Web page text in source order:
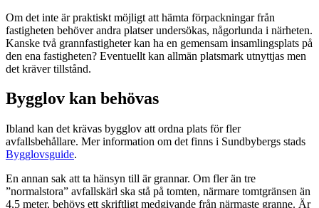
Om det inte är praktiskt möjligt att hämta förpackningar från
fastigheten behöver andra platser undersökas, någorlunda i närheten.
Kanske två grannfastigheter kan ha en gemensam insamlingsplats på
den ena fastigheten? Eventuellt kan allmän platsmark utnyttjas men
det kräver tillstånd.
Bygglov kan behövas
Ibland kan det krävas bygglov att ordna plats för fler
avfallsbehållare. Mer information om det finns i Sundbybergs stads
Bygglovsguide.
En annan sak att ta hänsyn till är grannar. Om fler än tre
”normalstora” avfallskärl ska stå på tomten, närmare tomtgränsen än
4,5 meter, behövs ett skriftligt medgivande från närmaste granne. Är